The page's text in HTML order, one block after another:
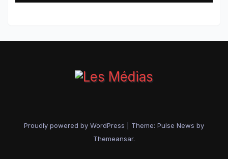
Proudly powered by WordPress Theme: Pulse News by
Themeansar.